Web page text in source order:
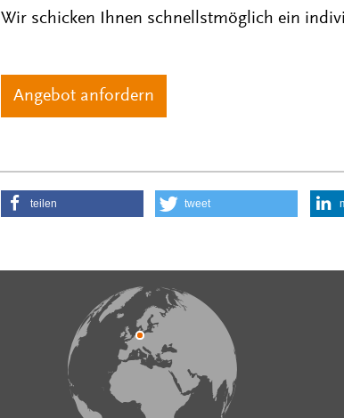
Wir schicken Ihnen schnellstmöglich ein
teilen tweet